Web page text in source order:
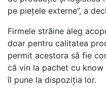
pe piețele externe”, a
Firmele străine aleg
doar pentru calitatea
permit acestora să fie
că vin la pachet cu
îl pune la dispoziția lor.